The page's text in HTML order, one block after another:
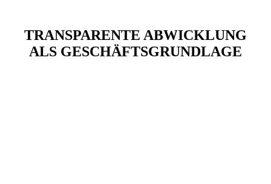
TRANSPARENTE ABWICKLUNG
ALS GESCHÄFTSGRUNDLAGE